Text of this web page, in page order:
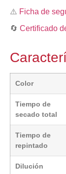
⚠️ Ficha de
🔄 Certificado
Color
Tiempo de
secado total
Tiempo de
repintado
Dilución